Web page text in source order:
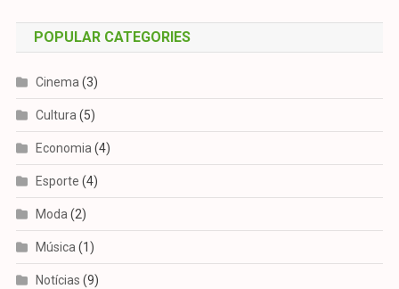
POPULAR CATEGORIES
Cinema (3)
Cultura (5)
Economia (4)
Esporte (4)
Moda (2)
Música (1)
Notícias (9)